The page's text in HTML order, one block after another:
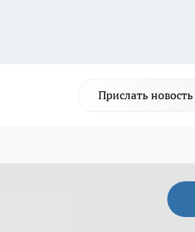
Прислать новость